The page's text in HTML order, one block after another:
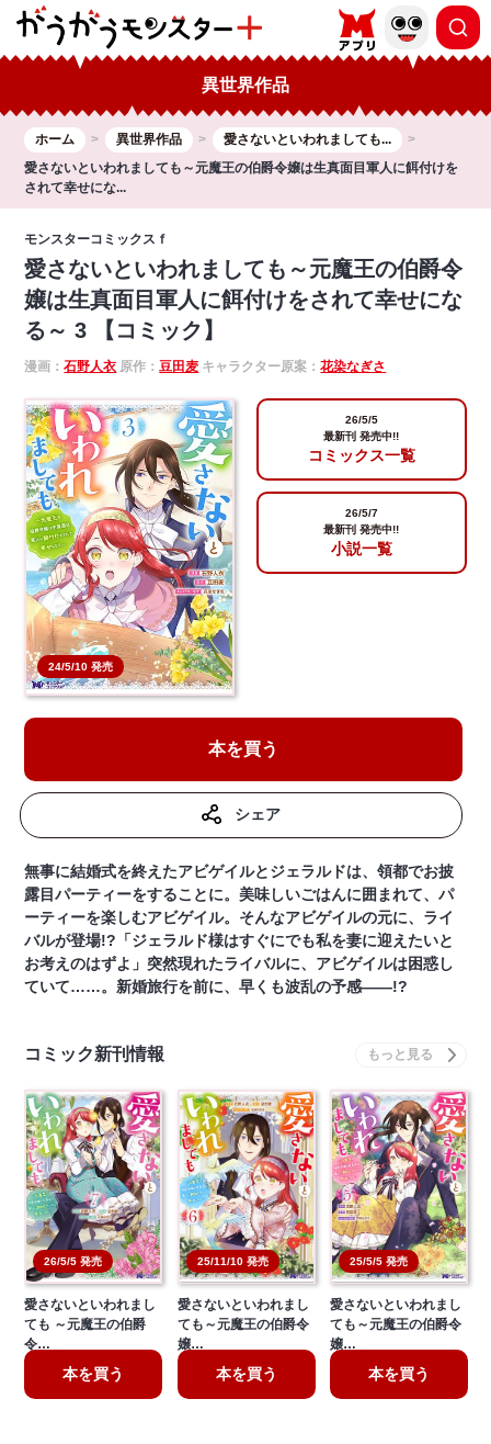
異世界作品
ホーム 異世界作品
愛さないといわれましても...
愛さないといわれましても～元魔王の伯爵令嬢は生真面目軍人に餌付けを
されて幸せにな...
モンスターコミックスｆ
愛さないといわれましても～元魔王の伯爵令
嬢は生真面目軍人に餌付けをされて幸せにな
る～ 3 【コミック】
漫画：石野人衣 原作：豆田麦 キャラクター原案：花染なぎさ
24/5/10 発売
26/5/5
最新刊 発売中!!
コミックス一覧
26/5/7
最新刊 発売中!!
小説一覧
本を買う
シェア
無事に結婚式を終えたアビゲイルとジェラルドは、領都でお披
露目パーティーをすることに。美味しいごはんに囲まれて、パ
ーティーを楽しむアビゲイル。そんなアビゲイルの元に、ライ
バルが登場!?「ジェラルド様はすぐにでも私を妻に迎えたいと
お考えのはずよ」突然現れたライバルに、アビゲイルは困惑し
ていて……。新婚旅行を前に、早くも波乱の予感――!?
コミック新刊情報
26/5/5 発売
愛さないといわれまし
ても ～元魔王の伯爵
令…
本を買う
25/11/10 発売
愛さないといわれまし
ても～元魔王の伯爵令
嬢…
本を買う
25/5/5 発売
愛さないといわれまし
ても～元魔王の伯爵令
嬢…
本を買う